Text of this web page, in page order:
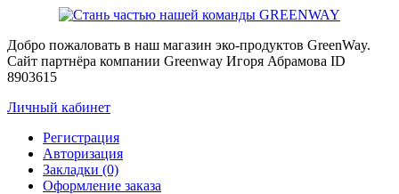
Добро пожаловать в наш магазин эко-продуктов GreenWay.
Сайт партнёра компании Greenway Игоря Абрамова ID
8903615
Личный кабинет
Регистрация
Авторизация
Закладки (0)
Оформление заказа